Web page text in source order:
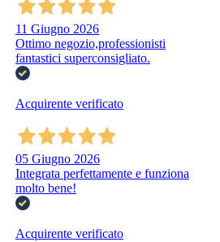
11 Giugno 2026
Ottimo negozio,professionisti
fantastici superconsigliato.
Acquirente verificato
05 Giugno 2026
Integrata perfettamente e funziona
molto bene!
Acquirente verificato